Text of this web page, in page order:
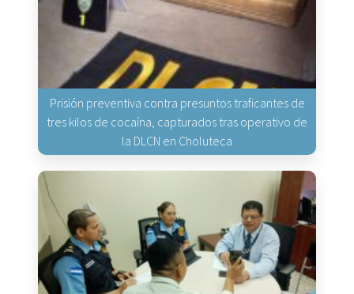
Prisión preventiva contra presuntos traficantes de
tres kilos de cocaína, capturados tras operativo de
la DLCN en Choluteca